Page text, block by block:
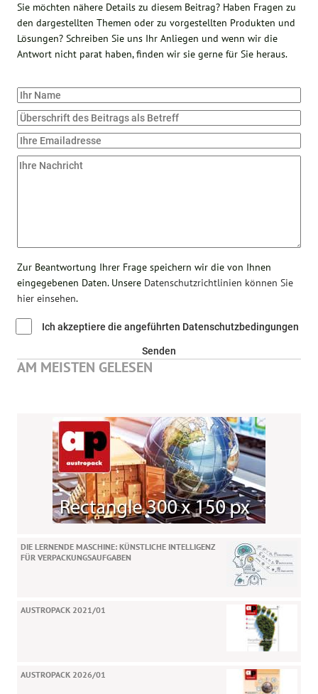
Sie möchten nähere Details zu diesem Beitrag? Haben Fragen zu
den dargestellten Themen oder zu vorgestellten Produkten und
Lösungen? Schreiben Sie uns Ihr Anliegen und wenn wir die
Antwort nicht parat haben, finden wir sie gerne für Sie heraus.
Zur Beantwortung Ihrer Frage speichern wir die von Ihnen
eingegebenen Daten. Unsere Datenschutzrichtlinien können Sie
hier einsehen.
Ich akzeptiere die angeführten Datenschutzbedingungen
Senden
AM MEISTEN GELESEN
DIE LERNENDE MASCHINE: KÜNSTLICHE INTELLIGENZ
FÜR VERPACKUNGSAUFGABEN
AUSTROPACK 2021/01
AUSTROPACK 2026/01